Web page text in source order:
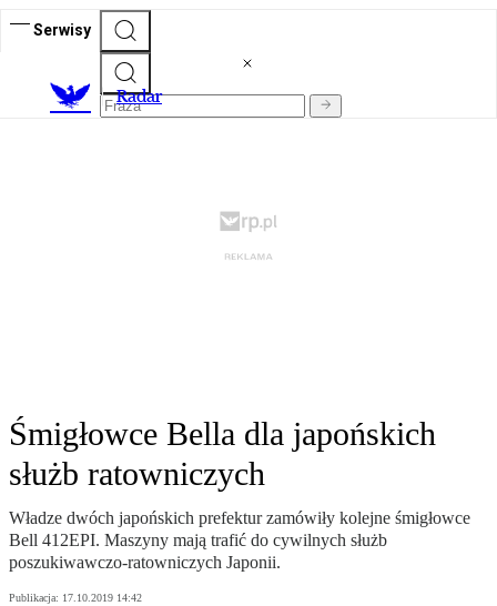
Serwisy
Radar
Śmigłowce Bella dla japońskich
służb ratowniczych
Władze dwóch japońskich prefektur zamówiły kolejne śmigłowce
Bell 412EPI. Maszyny mają trafić do cywilnych służb
poszukiwawczo-ratowniczych Japonii.
Publikacja: 17.10.2019 14:42